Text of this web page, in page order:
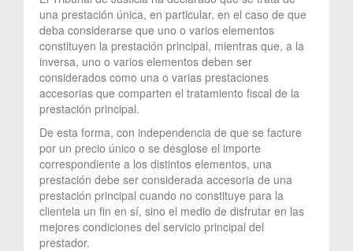
una prestación única, en particular, en el caso de que
deba considerarse que uno o varios elementos
constituyen la prestación principal, mientras que, a la
inversa, uno o varios elementos deben ser
considerados como una o varias prestaciones
accesorias que comparten el tratamiento fiscal de la
prestación principal.
De esta forma, con independencia de que se facture
por un precio único o se desglose el importe
correspondiente a los distintos elementos, una
prestación debe ser considerada accesoria de una
prestación principal cuando no constituye para la
clientela un fin en sí, sino el medio de disfrutar en las
mejores condiciones del servicio principal del
prestador.